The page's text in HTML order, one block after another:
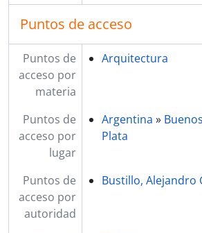
Puntos de acceso
Puntos de
acceso por
materia
Arquitectura
Puntos de
acceso por
lugar
Argentina »
Plata
Puntos de
acceso por
autoridad
Bustillo, Alejandro